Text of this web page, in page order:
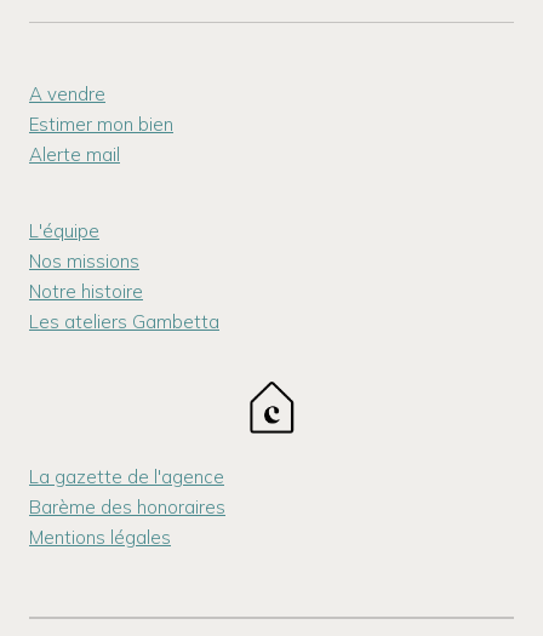
A vendre
Estimer mon bien
Alerte mail
L'équipe
Nos missions
Notre histoire
Les ateliers Gambetta
La gazette de l'agence
Barème des honoraires
Mentions légales